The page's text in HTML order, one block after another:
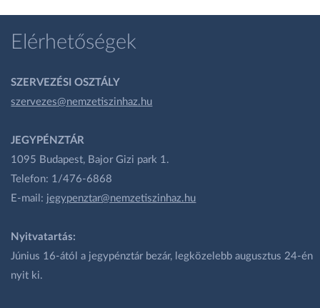
Elérhetőségek
SZERVEZÉSI OSZTÁLY
szervezes@nemzetiszinhaz.hu
JEGYPÉNZTÁR
1095 Budapest, Bajor Gizi park 1.
Telefon: 1/476-6868
E-mail: jegypenztar@nemzetiszinhaz.hu
Nyitvatartás:
Június 16-ától a jegypénztár bezár, legközelebb augusztus 24-én
nyit ki.